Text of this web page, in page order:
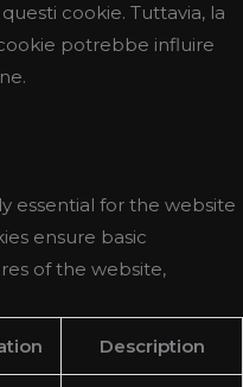
cookie. Tuttavia, la
potrebbe influire
essential for the website
ensure basic
of the website,
Description